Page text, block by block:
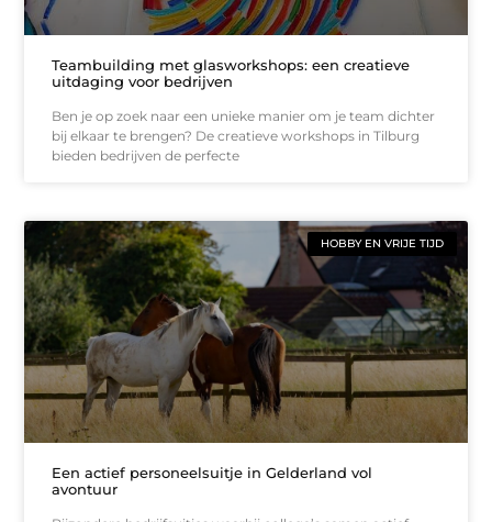
Teambuilding met glasworkshops: een creatieve
uitdaging voor bedrijven
Ben je op zoek naar een unieke manier om je team dichter
bij elkaar te brengen? De creatieve workshops in Tilburg
bieden bedrijven de perfecte
HOBBY EN VRIJE TIJD
Een actief personeelsuitje in Gelderland vol
avontuur